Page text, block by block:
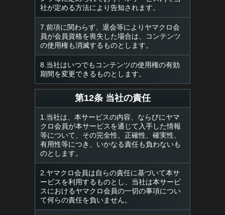
社が定める方法により告知されます。
7.前項に関わらず、退会等によりヤマクロ会
員が会員資格を喪失した場合は、コンテンツ
の使用権も消滅するものとします。
8.当社はいつでもコンテンツの使用権の有効
期間を変更できるものとします。
第12条 当社の責任
1.当社は、本サービスの内容、ならびにヤマ
クロ会員が本サービスを通じて入手した情報
等について、その完全性、正確性、確実性、
有用性等につき、いかなる責任も負わないも
のとします。
2.ヤマクロ会員は自らの責任に基づいて本サ
ービスを利用するものとし、当社は本サービ
スにおけるヤマクロ会員の一切の事項につい
て何らの責任を負いません。